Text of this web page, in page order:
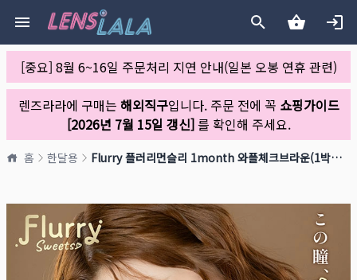
[중요] 8월 6~16일 주문처리 지연 안내(일본 오봉 연휴 관련)
렌즈라라에 구매는 해외직구입니다. 주문 전에 꼭 쇼핑가이드
[2026년 7월 15일 갱신]를 확인해 주세요.
홈 한달용 Flurry 플러리먼슬리 1month 와플체크브라운(1박스 3개들이)